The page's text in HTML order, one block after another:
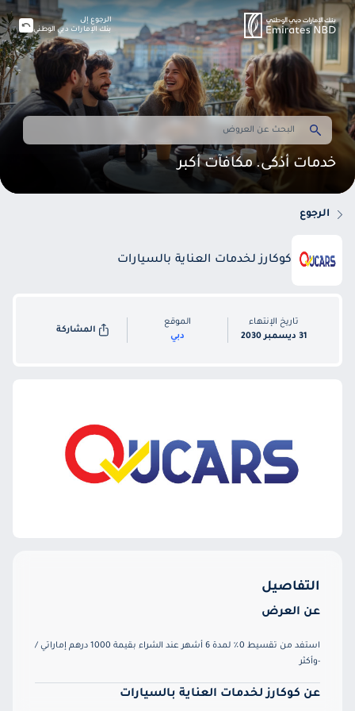
خدمات أذكى. مكافآت أكبر
الرجوع إلى
بنك الإمارات دبي الوطني
الرجوع
كوكارز لخدمات العناية بالسيارات
تاريخ الإنتهاء
31 ديسمبر 2030
الموقع
دبي
المشاركة
التفاصيل
عن العرض
استفد من تقسيط 0٪ لمدة 6 أشهر عند الشراء بقيمة 1000 درهم إماراتي /
-وأكثر
عن كوكارز لخدمات العناية بالسيارات